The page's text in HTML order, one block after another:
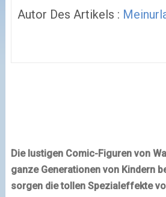
Autor Des Artikels :
Die lustigen Comic-Figuren von
ganze Generationen von Kindern
sorgen die tollen Spezialeffekte